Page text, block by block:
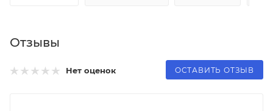
Отзывы
Нет оценок ОСТАВИТЬ ОТЗЫВ